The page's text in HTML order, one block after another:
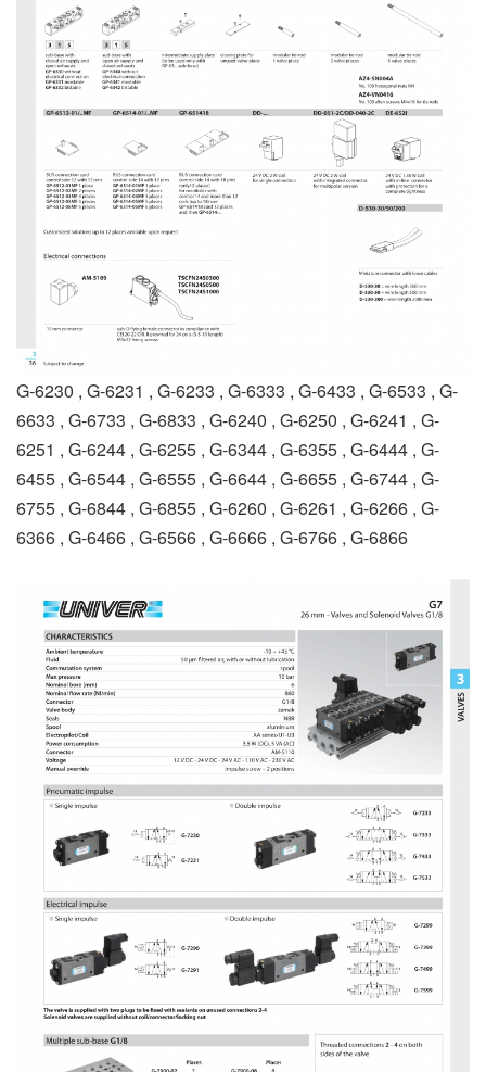
G-6230 , G-6231 , G-6233 , G-6333 , G-6433 , G-6533 , G-
6633 , G-6733 , G-6833 , G-6240 , G-6250 , G-6241 , G-
6251 , G-6244 , G-6255 , G-6344 , G-6355 , G-6444 , G-
6455 , G-6544 , G-6555 , G-6644 , G-6655 , G-6744 , G-
6755 , G-6844 , G-6855 , G-6260 , G-6261 , G-6266 , G-
6366 , G-6466 , G-6566 , G-6666 , G-6766 , G-6866